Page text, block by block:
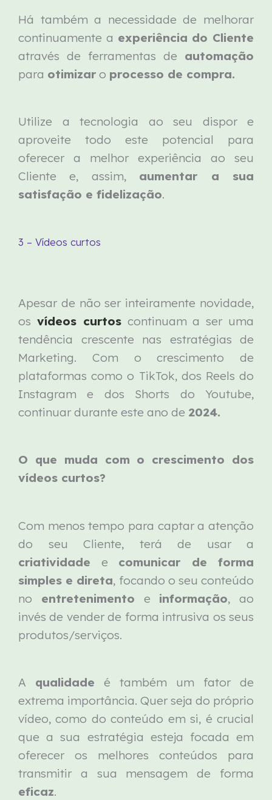
Há também a necessidade de melhorar
continuamente a experiência do Cliente
através de ferramentas de automação
para otimizar o processo de compra.
Utilize a tecnologia ao seu dispor e
aproveite todo este potencial para
oferecer a melhor experiência ao seu
Cliente e, assim, aumentar a sua
satisfação e fidelização.
3 – Vídeos curtos
Apesar de não ser inteiramente novidade,
os vídeos curtoscontinuam a ser uma
tendência crescente nas estratégias de
Marketing. Com o crescimento de
plataformas como o TikTok, dos Reels do
Instagram e dos Shorts do Youtube,
continuar durante este ano de 2024.
O que muda com o crescimento dos
vídeos curtos?
Com menos tempo para captar a atenção
do seu Cliente, terá de usar a
criatividade e comunicar de forma
simples e direta, focando o seu conteúdo
no entretenimento e informação, ao
invés de vender de forma intrusiva os seus
produtos/serviços.
A qualidade é também um fator de
extrema importância. Quer seja do próprio
vídeo, como do conteúdo em si, é crucial
que a sua estratégia esteja focada em
oferecer os melhores conteúdos para
transmitir a sua mensagem de forma
eficaz.